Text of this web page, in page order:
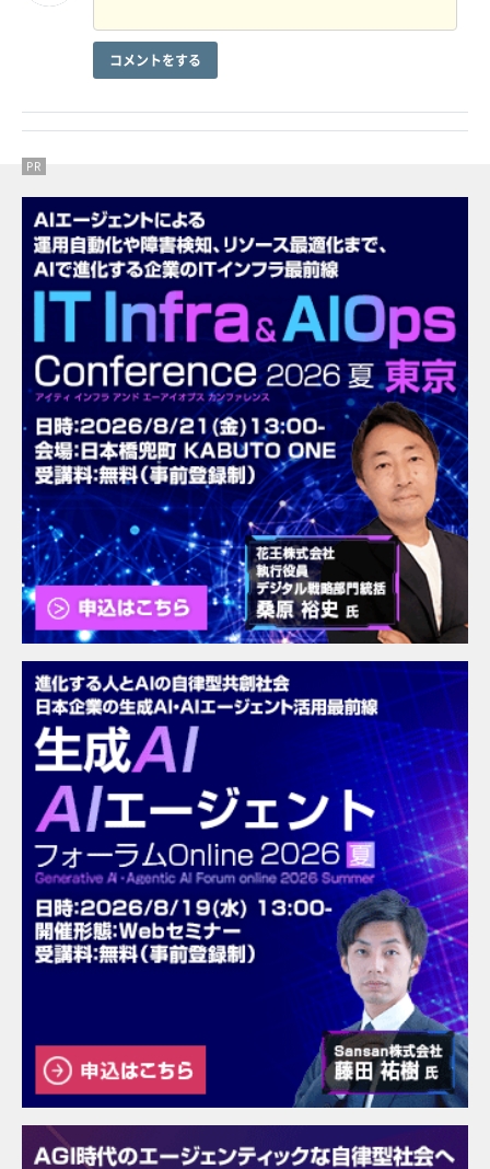
コメントをする
PR
PR
PR